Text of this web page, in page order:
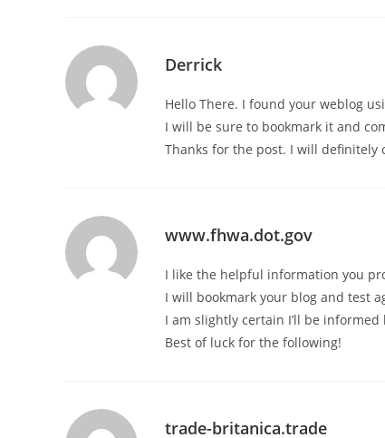
Derrick
Hello There. I found your weblog
I will be sure to bookmark it and
Thanks for the post. I will definitely
www.fhwa.dot.gov
I like the helpful information you
I will bookmark your blog and test
I am slightly certain I’ll be
Best of luck for the following!
trade-britanica.trade